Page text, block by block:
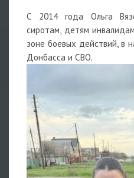
С 2014 года Ольга
сиротам, детям
зоне боевых действий, в
Донбасса и СВО.